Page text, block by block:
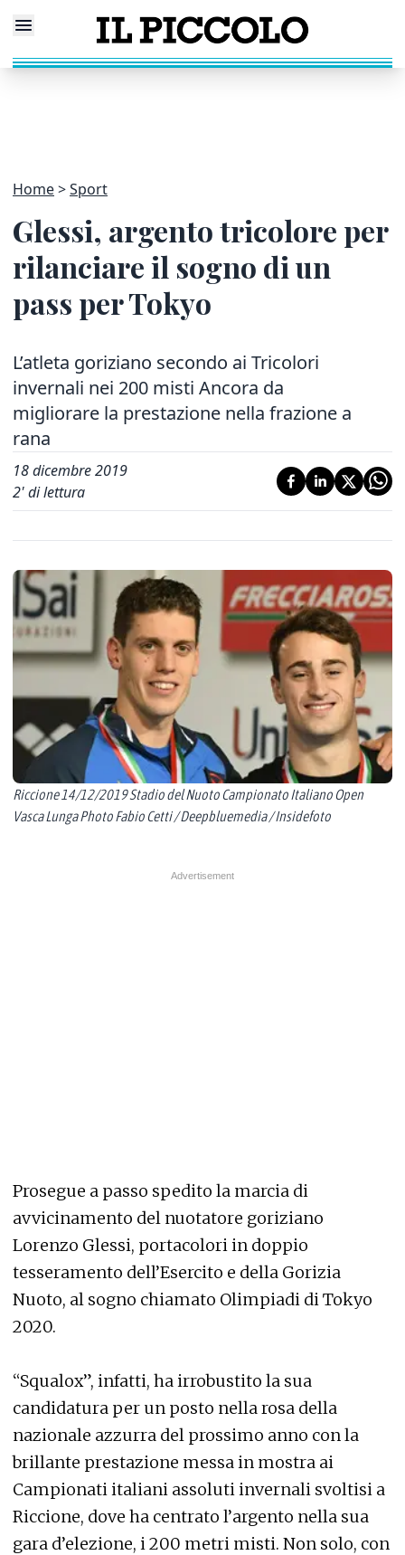
Home Sport
Glessi, argento tricolore per
rilanciare il sogno di un
pass per Tokyo
L’atleta goriziano secondo ai Tricolori
invernali nei 200 misti Ancora da
migliorare la prestazione nella frazione a
rana
18 dicembre 2019
2' di lettura
Riccione 14/12/2019 Stadio del Nuoto Campionato Italiano Open
Vasca Lunga Photo Fabio Cetti / Deepbluemedia / Insidefoto
Prosegue a passo spedito la marcia di
avvicinamento del nuotatore goriziano
Lorenzo Glessi, portacolori in doppio
tesseramento dell’Esercito e della Gorizia
Nuoto, al sogno chiamato Olimpiadi di Tokyo
2020.
“Squalox”, infatti, ha irrobustito la sua
candidatura per un posto nella rosa della
nazionale azzurra del prossimo anno con la
brillante prestazione messa in mostra ai
Campionati italiani assoluti invernali svoltisi a
Riccione, dove ha centrato l’argento nella sua
gara d’elezione, i 200 metri misti. Non solo, con